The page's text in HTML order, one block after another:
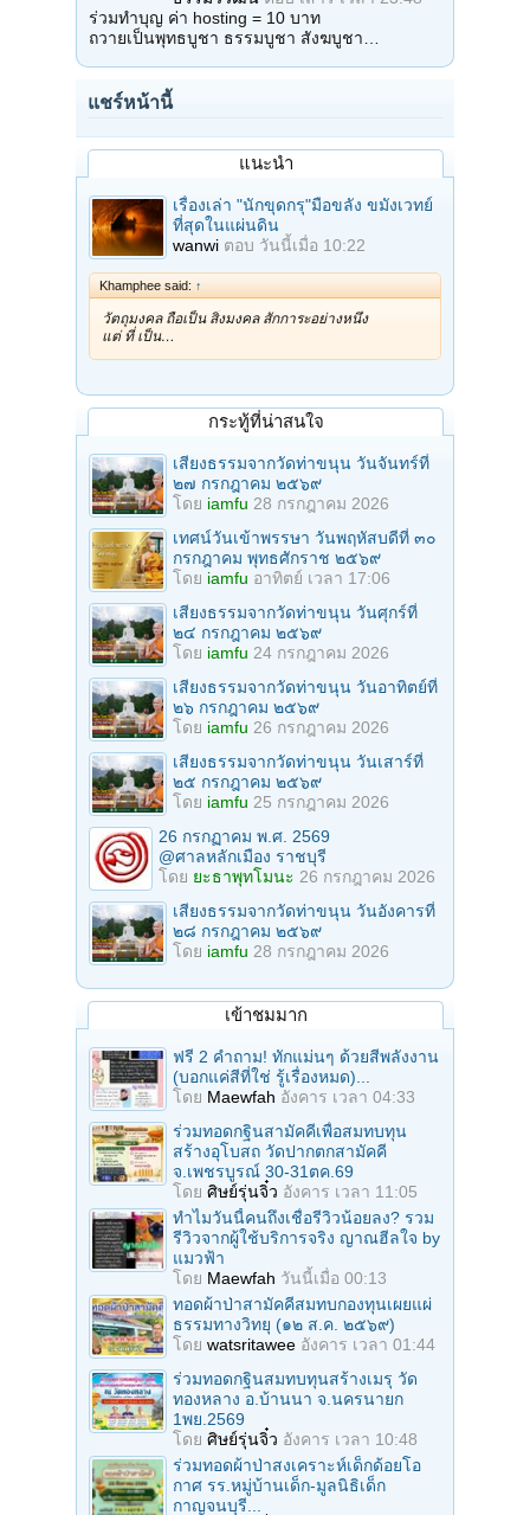
ร่วมทำบุญ ค่า hosting = 10 บาท
ถวายเป็นพุทธบูชา ธรรมบูชา สังฆบูชา…
แชร์หน้านี้
แนะนำ
เรื่องเล่า "นักขุดกรุ"มือขลัง ขมังเวทย์
ที่สุดในแผ่นดิน
wanwi ตอบ วันนี้เมื่อ 10:22
Khamphee said: ↑
วัตถุมงคล ถือเป็น สิ่งมงคล สักการะอย่างหนึ่ง
แต่ ที่ เป็น…
กระทู้ที่น่าสนใจ
เสียงธรรมจากวัดท่าขนุน วันจันทร์ที่
๒๗ กรกฎาคม ๒๕๖๙
โดย iamfu 28 กรกฎาคม 2026
เทศน์วันเข้าพรรษา วันพฤหัสบดีที่ ๓๐
กรกฎาคม พุทธศักราช ๒๕๖๙
โดย iamfu อาทิตย์ เวลา 17:06
เสียงธรรมจากวัดท่าขนุน วันศุกร์ที่
๒๔ กรกฎาคม ๒๕๖๙
โดย iamfu 24 กรกฎาคม 2026
เสียงธรรมจากวัดท่าขนุน วันอาทิตย์ที่
๒๖ กรกฎาคม ๒๕๖๙
โดย iamfu 26 กรกฎาคม 2026
เสียงธรรมจากวัดท่าขนุน วันเสาร์ที่
๒๕ กรกฎาคม ๒๕๖๙
โดย iamfu 25 กรกฎาคม 2026
26 กรกฏาคม พ.ศ. 2569
@ศาลหลักเมือง ราชบุรี
โดย ยะธาพุทโมนะ 26 กรกฎาคม 2026
เสียงธรรมจากวัดท่าขนุน วันอังคารที่
๒๘ กรกฎาคม ๒๕๖๙
โดย iamfu 28 กรกฎาคม 2026
เข้าชมมาก
ฟรี 2 คำถาม! ทักแม่นๆ ด้วยสีพลังงาน
(บอกแค่สีที่ใช่ รู้เรื่องหมด)...
โดย Maewfah อังคาร เวลา 04:33
ร่วมทอดกฐินสามัคคีเพื่อสมทบทุน
สร้างอุโบสถ วัดปากตกสามัคคี
จ.เพชรบูรณ์ 30-31ตค.69
โดย ศิษย์รุ่นจิ๋ว อังคาร เวลา 11:05
ทำไมวันนี้คนถึงเชื่อรีวิวน้อยลง? รวม
รีวิวจากผู้ใช้บริการจริง ญาณฮีลใจ by
แมวฟ้า
โดย Maewfah วันนี้เมื่อ 00:13
ทอดผ้าป่าสามัคคีสมทบกองทุนเผยแผ่
ธรรมทางวิทยุ (๑๒ ส.ค. ๒๕๖๙)
โดย watsritawee อังคาร เวลา 01:44
ร่วมทอดกฐินสมทบทุนสร้างเมรุ วัด
ทองหลาง อ.บ้านนา จ.นครนายก
1พย.2569
โดย ศิษย์รุ่นจิ๋ว อังคาร เวลา 10:48
ร่วมทอดผ้าป่าสงเคราะห์เด็กด้อยโอ
กาศ รร.หมู่บ้านเด็ก-มูลนิธิเด็ก
กาญจนบุรี...